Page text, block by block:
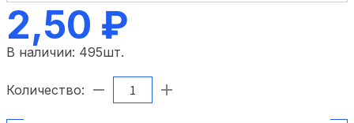
2,50 ₽
В наличии: 495шт.
Количество: